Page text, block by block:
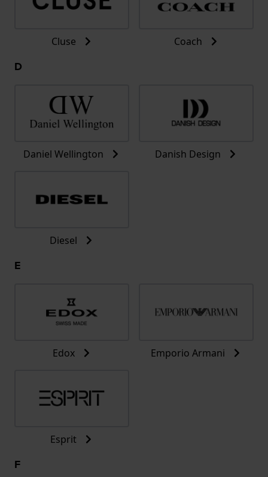
Cluse Coach
D
Daniel Wellington Danish Design
Diesel
E
Edox Emporio Armani
Esprit
F